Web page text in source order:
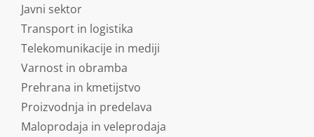
Javni sektor
Transport in logistika
Telekomunikacije in mediji
Varnost in obramba
Prehrana in kmetijstvo
Proizvodnja in predelava
Maloprodaja in veleprodaja